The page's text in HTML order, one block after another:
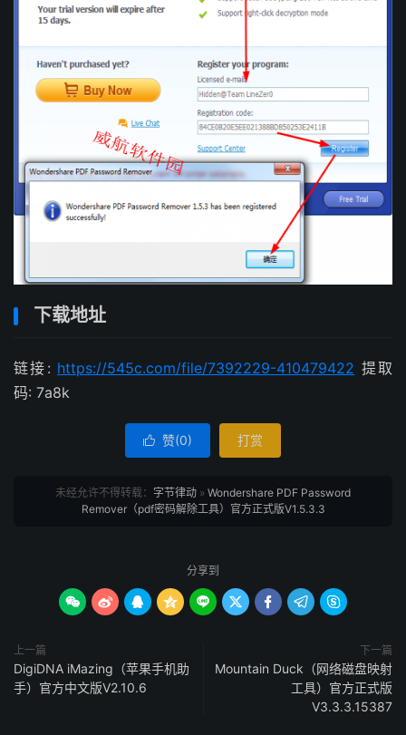
下载地址
链接: https://545c.com/file/7392229-410479422 提取
码: 7a8k
 赞(0) 打赏
未经允许不得转载： 字节律动 » Wondershare PDF Password
Remover（pdf密码解除工具）官方正式版V1.5.3.3
分享到
        
上一篇
DigiDNA iMazing（苹果手机助
手）官方中文版V2.10.6
下一篇
Mountain Duck（网络磁盘映射
工具）官方正式版
V3.3.3.15387